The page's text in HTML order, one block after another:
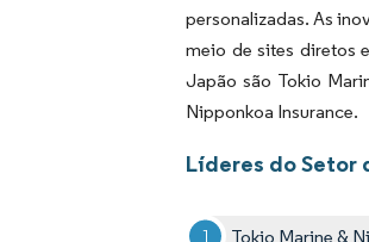
personalizadas. As
meio de sites diretos
Japão são Tokio
Nipponkoa Insurance.
Líderes do Setor
Tokio Marine &